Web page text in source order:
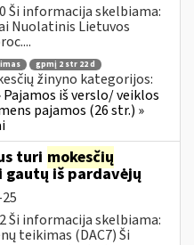
Ši informacija skelbiama:
Nuolatinis Lietuvos
gpmį 2 str 22 d
žinyno kategorijos:
iš verslo/ veiklos
pajamos (26 str.) »
turi mokesčių
iš pardavėjų
Ši informacija skelbiama:
teikimas (DAC7) Ši